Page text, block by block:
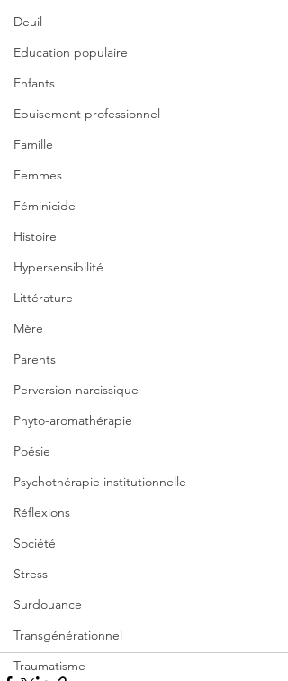
Deuil
Education populaire
Enfants
Epuisement professionnel
Famille
Femmes
Féminicide
Histoire
Hypersensibilité
Littérature
Mère
Parents
Perversion narcissique
Phyto-aromathérapie
Poésie
Psychothérapie institutionnelle
Réflexions
Société
Stress
Surdouance
Transgénérationnel
Traumatisme